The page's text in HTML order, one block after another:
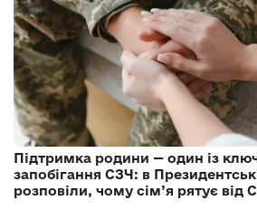
Підтримка родини — один із
запобігання СЗЧ: в
розповіли, чому сім’я рятує від